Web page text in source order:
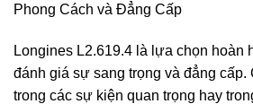
Phong Cách và Đẳng Cấp
Longines L2.619.4 là lựa chọn hoàn
đánh giá sự sang trọng và đẳng cấp.
trong các sự kiện quan trọng hay